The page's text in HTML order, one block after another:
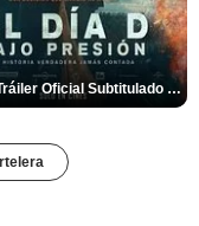
Primer Tráiler Oficial Subtitulado de 'El Día D: Bajo presión'